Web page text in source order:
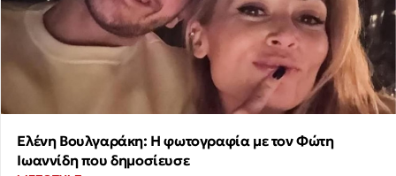
Ελένη Βουλγαράκη: Η φωτογραφία με τον Φώτη
Ιωαννίδη που δημοσίευσε